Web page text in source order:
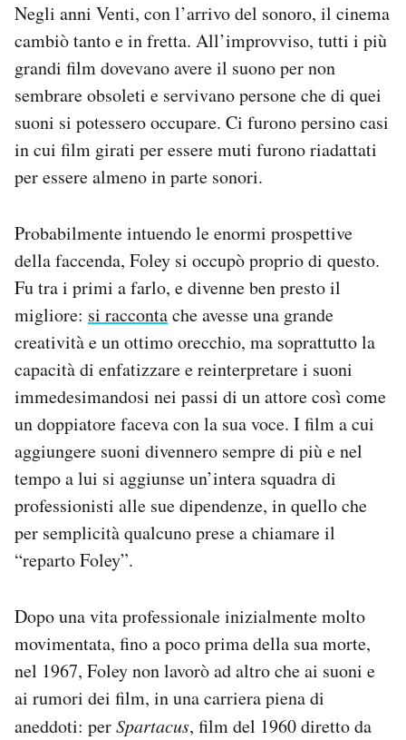
Negli anni Venti, con l’arrivo del sonoro, il cinema
cambiò tanto e in fretta. All’improvviso, tutti i più
grandi film dovevano avere il suono per non
sembrare obsoleti e servivano persone che di quei
suoni si potessero occupare. Ci furono persino casi
in cui film girati per essere muti furono riadattati
per essere almeno in parte sonori.
Probabilmente intuendo le enormi prospettive
della faccenda, Foley si occupò proprio di questo.
Fu tra i primi a farlo, e divenne ben presto il
migliore: si raccontache avesse una grande
creatività e un ottimo orecchio, ma soprattutto la
capacità di enfatizzare e reinterpretare i suoni
immedesimandosi nei passi di un attore così come
un doppiatore faceva con la sua voce. I film a cui
aggiungere suoni divennero sempre di più e nel
tempo a lui si aggiunse un’intera squadra di
professionisti alle sue dipendenze, in quello che
per semplicità qualcuno prese a chiamare il
“reparto Foley”.
Dopo una vita professionale inizialmente molto
movimentata, fino a poco prima della sua morte,
nel 1967, Foley non lavorò ad altro che ai suoni e
ai rumori dei film, in una carriera piena di
aneddoti: perSpartacus, film del 1960 diretto da